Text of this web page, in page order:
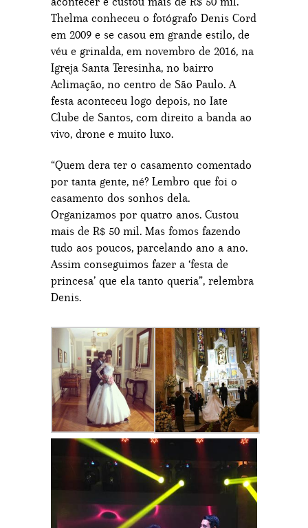
Thelma conheceu o fotógrafo Denis Cord
em 2009 e se casou em grande estilo, de
véu e grinalda, em novembro de 2016, na
Igreja Santa Teresinha, no bairro
Aclimação, no centro de São Paulo. A
festa aconteceu logo depois, no Iate
Clube de Santos, com direito a banda ao
vivo, drone e muito luxo.
“Quem dera ter o casamento comentado
por tanta gente, né? Lembro que foi o
casamento dos sonhos dela.
Organizamos por quatro anos. Custou
mais de R$ 50 mil. Mas fomos fazendo
tudo aos poucos, parcelando ano a ano.
Assim conseguimos fazer a ‘festa de
princesa’ que ela tanto queria”, relembra
Denis.